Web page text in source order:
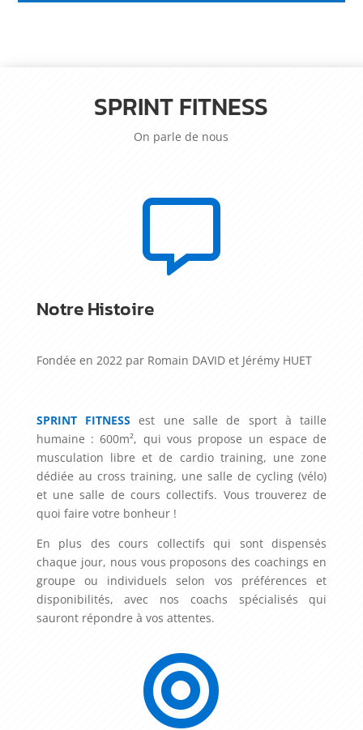
SPRINT FITNESS
On parle de nous

Notre Histoire
Fondée en 2022 par Romain DAVID et Jérémy HUET
SPRINT FITNESS est une salle de sport à taille
humaine : 600m², qui vous propose un espace de
musculation libre et de cardio training, une zone
dédiée au cross training, une salle de cycling (vélo)
et une salle de cours collectifs. Vous trouverez de
quoi faire votre bonheur !
En plus des cours collectifs qui sont dispensés
chaque jour, nous vous proposons des coachings en
groupe ou individuels selon vos préférences et
disponibilités, avec nos coachs spécialisés qui
sauront répondre à vos attentes.
